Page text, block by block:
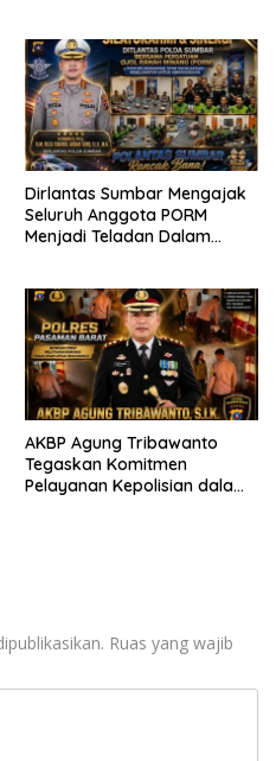
Dirlantas Sumbar Mengajak
Seluruh Anggota PORM
Menjadi Teladan Dalam
Perlengkapan Keselamatan
Berkendara
AKBP Agung Tribawanto
Tegaskan Komitmen
Pelayanan Kepolisian dalam
Ruas yang wajib